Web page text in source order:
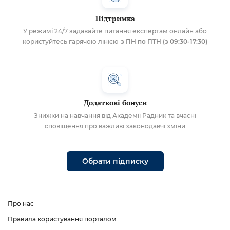
Підтримка
У режимі 24/7 задавайте питання експертам онлайн або
користуйтесь гарячою лінією з ПН по ПТН (з 09:30-17:30)
Додаткові бонуси
Знижки на навчання від Академії Радник та вчасні
сповіщення про важливі законодавчі зміни
Обрати підписку
Про нас
Правила користування порталом